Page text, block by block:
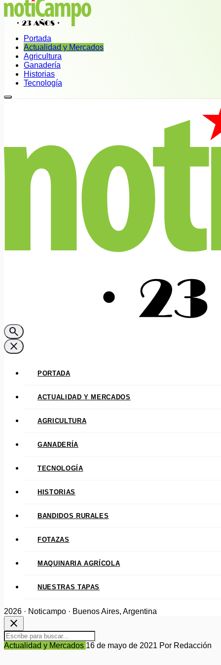
Portada
Actualidad y Mercados
Agricultura
Ganadería
Historias
Tecnología
search
close
PORTADA
ACTUALIDAD Y MERCADOS
AGRICULTURA
GANADERÍA
TECNOLOGÍA
HISTORIAS
BANDIDOS RURALES
FOTAZAS
MAQUINARIA AGRÍCOLA
NUESTRAS TAPAS
2026 · Noticampo · Buenos Aires, Argentina
close
Actualidad y Mercados 16 de mayo de 2021 Por Redacción